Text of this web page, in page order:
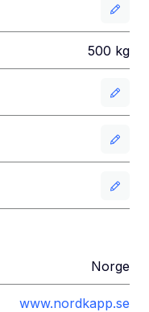
500 kg
Norge
www.nordkapp.se